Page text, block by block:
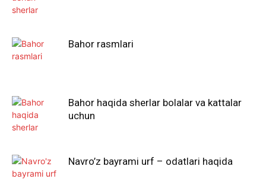
Bahor rasmlari
Bahor haqida sherlar bolalar va kattalar
uchun
Navro’z bayrami urf – odatlari haqida